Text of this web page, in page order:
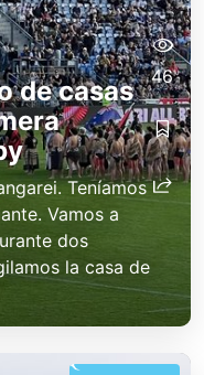
de casas
Teníamos
Vamos a
dos
la casa de
46